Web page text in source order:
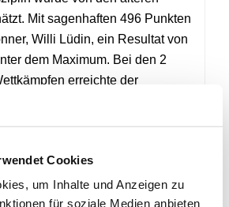
Cookies
um Inhalte und Anzeigen zu
für soziale Medien anbieten
Mit sagenhaften 496 Punkten
Willi Lüdin, ein Resultat von
dem Maximum. Bei den 2
erreichte der
ein solides Resultat von 551
somit Gold. Der
dieser Kategorie, Marc Imark,